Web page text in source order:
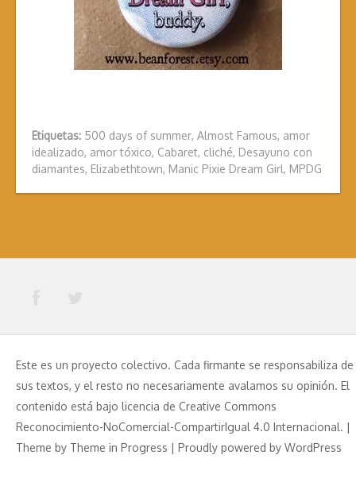
Etiquetas: 500 days of summer, Almost Famous, amor
idealizado, amor tóxico, Cabaret, cliché, Desayuno con
diamantes, Elizabethtown, Manic Pixie Dream Girl, MPDG
Este es un proyecto colectivo. Cada firmante se responsabiliza de
sus textos, y el resto no necesariamente avalamos su opinión. El
contenido está bajo licencia de Creative Commons
Reconocimiento-NoComercial-CompartirIgual 4.0 Internacional. |
Theme by Theme in Progress | Proudly powered by WordPress